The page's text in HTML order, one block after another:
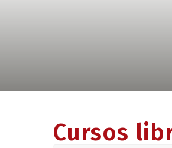
Cursos